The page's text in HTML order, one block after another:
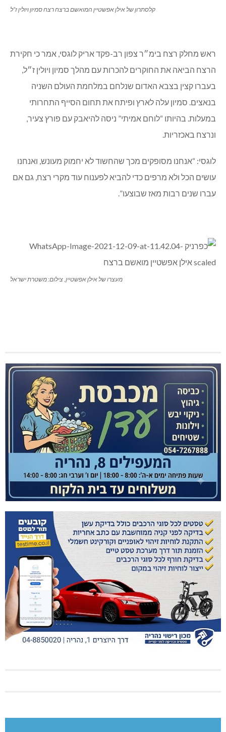
קלסתרון של אילן אפשטיין המואשם ברצח רצח סמיון ויולין ז”ל
ראש מחלק רצח בימ״ר צפון רב-פקד אריק לוגסי, אמר כי חקירת
הרצח הביאה את החוקרים להכרות עם מהלך סמיון ויולין ז״ל,
בעברו קצין בצבא האדום שנלחם במלחמת העולם השניה
בנאצים. סמיון עלה לארץ ופיתח את תחום הסייף התחרותי
במעלות. בהיותו “לוחם אמיתי” ניסה להיאבק עם פורץ צעיר,
ונרצח באכזריות.
לוגסי: “אנחנו מסופקים מכך שהחשוד לא יחמוק מעונש, ואנחנו
עושים הכל ולא מרפים כדי להביא לפענוח עוד מקרי רצח, גם אם
עברו שנים רבות מאז שבוצעו”.
מעצרו של אילן אפשטיין, צילום: משטרת ישראל